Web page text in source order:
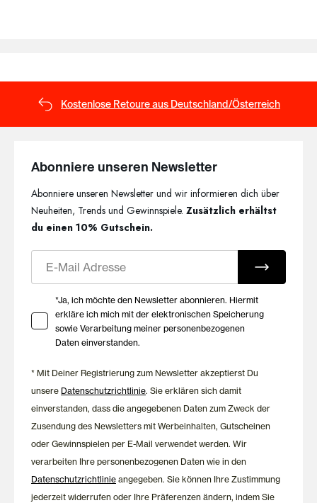
Kostenlose Retoure aus Deutschland/Österreich
Abonniere unseren Newsletter
Abonniere unseren Newsletter und wir informieren dich über
Neuheiten, Trends und Gewinnspiele.Zusätzlich erhältst
du einen 10% Gutschein.
Ihre Zustimmung zu Marketing E-Mails
*Ja, ich möchte den Newsletter abonnieren. Hiermit
erkläre ich mich mit der elektronischen Speicherung
sowie Verarbeitung meiner personenbezogenen
Daten einverstanden.
* Mit Deiner Registrierung zum Newsletter akzeptierst Du
unsere Datenschutzrichtlinie. Sie erklären sich damit
einverstanden, dass die angegebenen Daten zum Zweck der
Zusendung des Newsletters mit Werbeinhalten, Gutscheinen
oder Gewinnspielen per E-Mail verwendet werden. Wir
verarbeiten Ihre personenbezogenen Daten wie in den
Datenschutzrichtlinie angegeben. Sie können Ihre Zustimmung
jederzeit widerrufen oder Ihre Präferenzen ändern, indem Sie